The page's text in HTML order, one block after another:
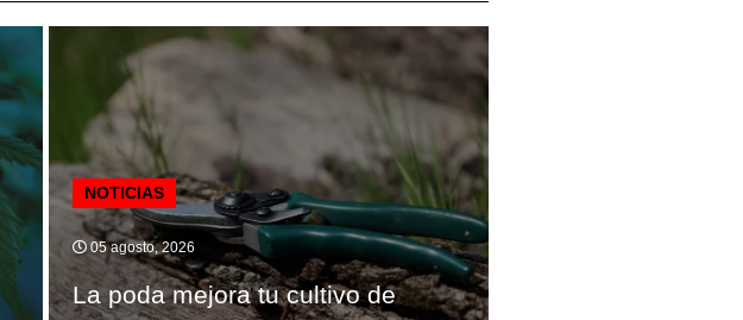
NOTICIAS
05 agosto, 2026
La poda mejora tu cultivo de